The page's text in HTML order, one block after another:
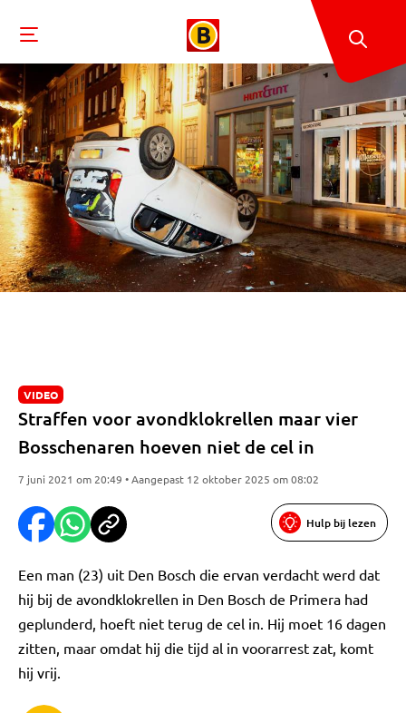
VIDEO
Straffen voor avondklokrellen maar vier
Bosschenaren hoeven niet de cel in
7 juni 2021 om 20:49 • Aangepast 12 oktober 2025 om 08:02
Hulp bij lezen
Een man (23) uit Den Bosch die ervan verdacht werd dat
hij bij de avondklokrellen in Den Bosch de Primera had
geplunderd, hoeft niet terug de cel in. Hij moet 16 dagen
zitten, maar omdat hij die tijd al in voorarrest zat, komt
hij vrij.